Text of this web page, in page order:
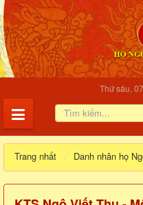
Thứ sáu,
Trang nhất Danh nhân họ